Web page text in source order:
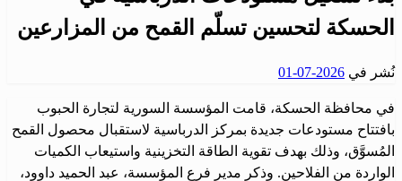
الحسكة لتحسين تسلّم القمح من المزارعين
نُشر في 2026-07-01
في محافظة الحسكة، قامت المؤسسة السورية لتجارة الحبوب
بافتتاح مستودعات جديدة بمركز الدرباسية لاستقبال محصول القمح
المُسوَّق، وذلك بهدف تقوية الطاقة التخزينية واستيعاب الكميات
الواردة من الفلاحين. وذكر مدير فرع المؤسسة، عبد الحميد داوود،